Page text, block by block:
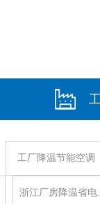
工厂降温节能空调
浙江厂房降温省